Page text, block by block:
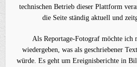
technischen Betrieb dieser Plattform
die Seite ständig aktuell und
Als Reportage-Fotograf möchte ich
wiedergeben, was als geschriebener
würde. Es geht um Ereignisberichte in